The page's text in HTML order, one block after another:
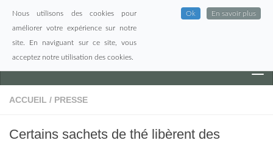
Skip to content
ACCUEIL / PRESSE
Certains sachets de thé libèrent des
Nous utilisons des cookies pour
améliorer votre expérience sur notre
site. En naviguant sur ce site, vous
acceptez notre utilisation des cookies.
Ok En savoir plus